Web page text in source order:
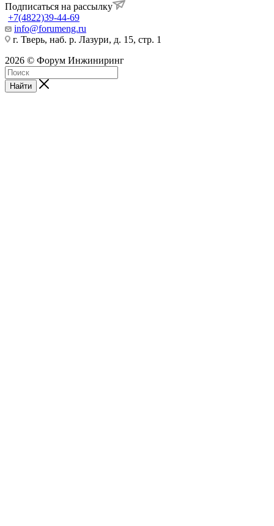
Подписаться на рассылку
+7(4822)39-44-69
info@forumeng.ru
г. Тверь, наб. р. Лазури, д. 15, стр. 1
2026 © Форум Инжиниринг
Найти